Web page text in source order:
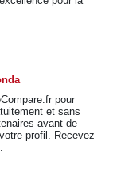
pour
et sans
avant de
profil. Recevez